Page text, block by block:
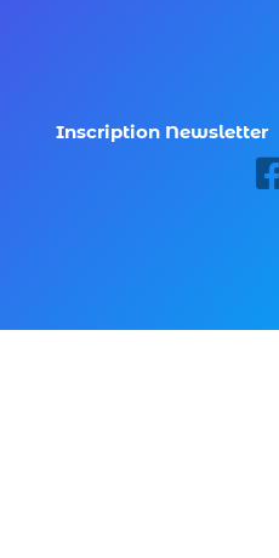
Inscription Newsletter